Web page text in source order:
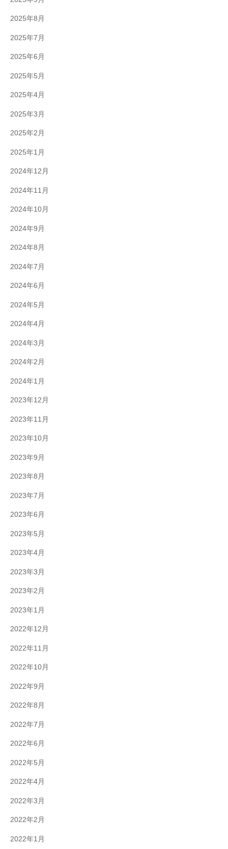
2025年8月
2025年7月
2025年6月
2025年5月
2025年4月
2025年3月
2025年2月
2025年1月
2024年12月
2024年11月
2024年10月
2024年9月
2024年8月
2024年7月
2024年6月
2024年5月
2024年4月
2024年3月
2024年2月
2024年1月
2023年12月
2023年11月
2023年10月
2023年9月
2023年8月
2023年7月
2023年6月
2023年5月
2023年4月
2023年3月
2023年2月
2023年1月
2022年12月
2022年11月
2022年10月
2022年9月
2022年8月
2022年7月
2022年6月
2022年5月
2022年4月
2022年3月
2022年2月
2022年1月